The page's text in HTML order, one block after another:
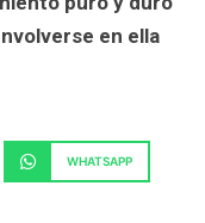
en ella
WHATSAPP